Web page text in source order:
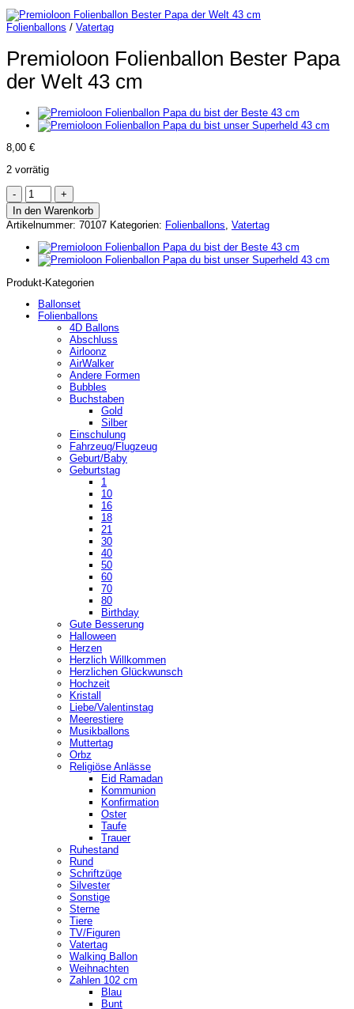
Folienballons / Vatertag
Premioloon Folienballon Bester Papa
der Welt 43 cm
8,00 €
2 vorrätig
Premioloon
Folienballon
Bester
Papa
der
Welt
43
Menge
In den Warenkorb
Artikelnummer: 70107 Kategorien: Folienballons, Vatertag
Produkt-Kategorien
Ballonset
Folienballons
4D Ballons
Abschluss
Airloonz
AirWalker
Andere Formen
Bubbles
Buchstaben
Gold
Silber
Einschulung
Fahrzeug/Flugzeug
Geburt/Baby
Geburtstag
1
10
16
18
21
30
40
50
60
70
80
Birthday
Gute Besserung
Halloween
Herzen
Herzlich Willkommen
Herzlichen Glückwunsch
Hochzeit
Kristall
Liebe/Valentinstag
Meerestiere
Musikballons
Muttertag
Orbz
Religiöse Anlässe
Eid Ramadan
Kommunion
Konfirmation
Oster
Taufe
Trauer
Ruhestand
Rund
Schriftzüge
Silvester
Sonstige
Sterne
Tiere
TV/Figuren
Vatertag
Walking Ballon
Weihnachten
Zahlen 102 cm
Blau
Bunt